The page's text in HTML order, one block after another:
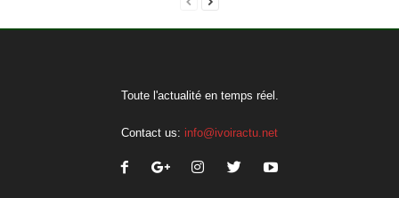
Toute l'actualité en temps réel.
Contact us: info@ivoiractu.net